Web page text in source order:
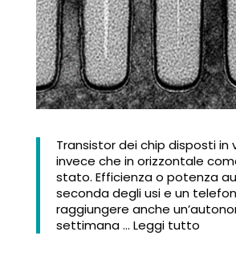
Transistor dei chip disposti in
invece che in orizzontale
stato. Efficienza o potenza
seconda degli usi e un
raggiungere anche
settimana … Leggi tutto